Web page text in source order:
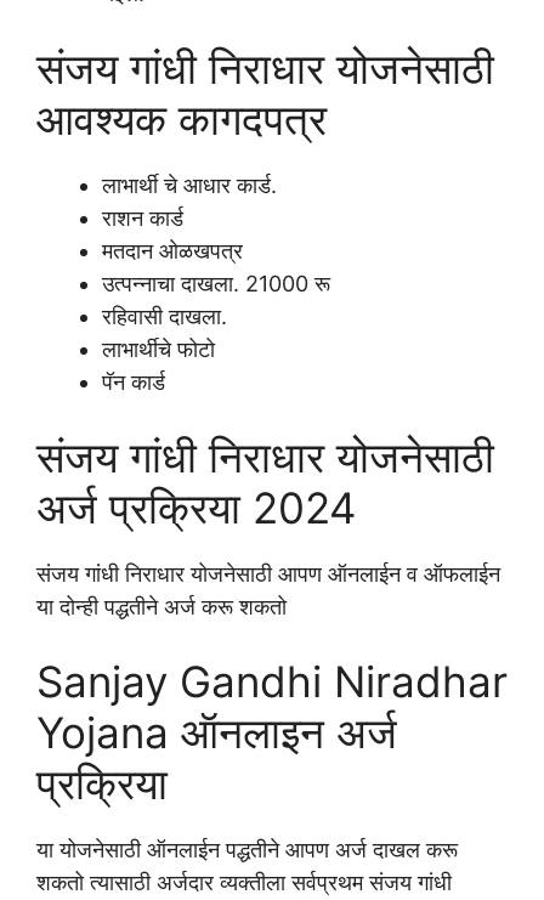
संजय गांधी निराधार योजनेसाठी
आवश्यक कागदपत्र
लाभार्थी चे आधार कार्ड.
राशन कार्ड
मतदान ओळखपत्र
उत्पन्नाचा दाखला. 21000 रू
रहिवासी दाखला.
लाभार्थीचे फोटो
पॅन कार्ड
संजय गांधी निराधार योजनेसाठी
अर्ज प्रक्रिया 2024
संजय गांधी निराधार योजनेसाठी आपण ऑनलाईन व ऑफलाईन
या दोन्ही पद्धतीने अर्ज करू शकतो
Sanjay Gandhi Niradhar
Yojana ऑनलाइन अर्ज
प्रक्रिया
या योजनेसाठी ऑनलाईन पद्धतीने आपण अर्ज दाखल करू
शकतो त्यासाठी अर्जदार व्यक्तीला सर्वप्रथम संजय गांधी